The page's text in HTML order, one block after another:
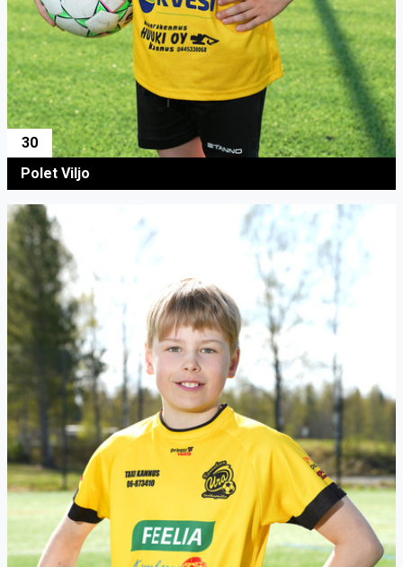
30
Polet Viljo